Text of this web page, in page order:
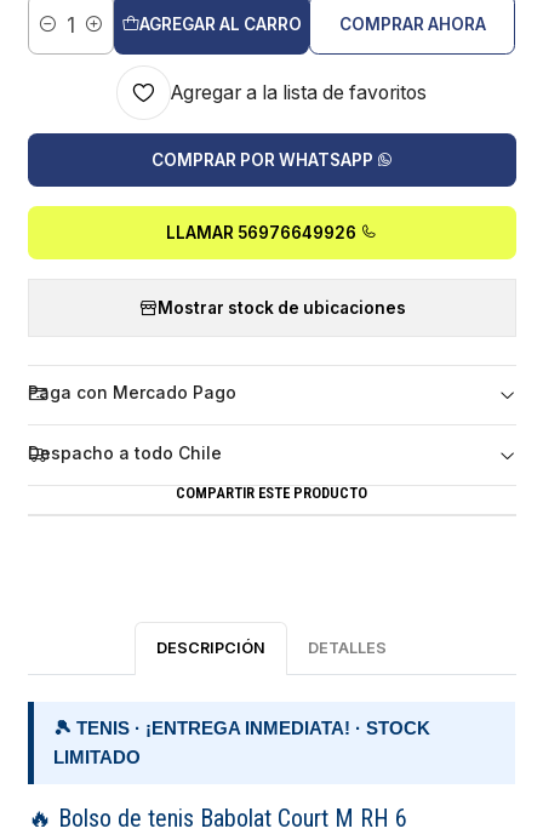
Cantidad
AGREGAR AL CARRO COMPRAR AHORA
Agregar a la lista de favoritos
COMPRAR POR WHATSAPP
LLAMAR 56976649926
Mostrar stock de ubicaciones
Paga con Mercado Pago
Despacho a todo Chile
COMPARTIR ESTE PRODUCTO
DESCRIPCIÓN DETALLES
🎾 TENIS · ¡ENTREGA INMEDIATA! · STOCK
LIMITADO
🔥 Bolso de tenis Babolat Court M RH 6